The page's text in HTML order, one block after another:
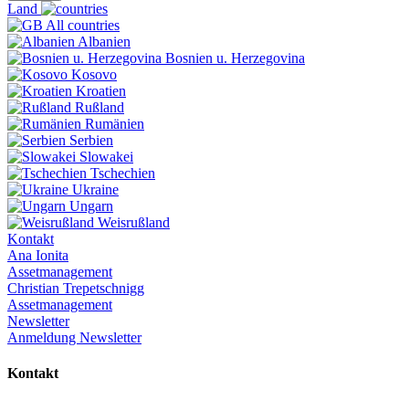
Land
All countries
Albanien
Bosnien u. Herzegovina
Kosovo
Kroatien
Rußland
Rumänien
Serbien
Slowakei
Tschechien
Ukraine
Ungarn
Weisrußland
Kontakt
Ana Ionita
Assetmanagement
Christian Trepetschnigg
Assetmanagement
Newsletter
Anmeldung Newsletter
Kontakt